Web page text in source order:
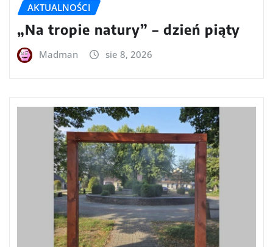
AKTUALNOŚCI
„Na tropie natury” – dzień piąty
Madman sie 8, 2026